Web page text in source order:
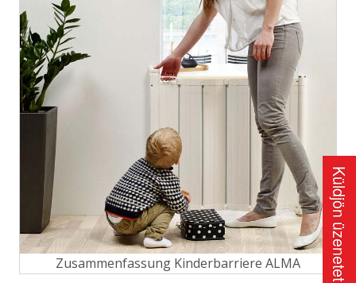
Zusammenfassung Kinderbarriere ALMA Küldjön üzenetet